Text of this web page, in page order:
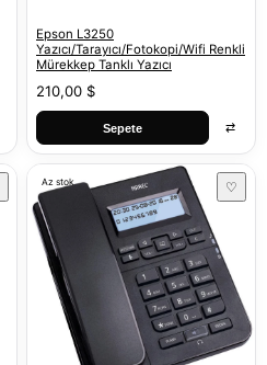
Epson L3250
Yazıcı/Tarayıcı/Fotokopi/Wifi Renkli
Mürekkep Tanklı Yazıcı
210,00 $
Sepete ⇄
Az stok ♡